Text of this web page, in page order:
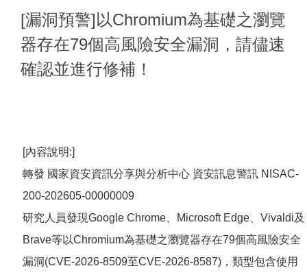
[漏洞預警]以Chromium為基礎之瀏覽
器存在79個高風險安全漏洞，請儘速
確認並進行修補！
[內容說明:]
轉發 國家資安資訊分享與分析中心 資安訊息警訊 NISAC-
200-202605-00000009
研究人員發現Google Chrome、Microsoft Edge、Vivaldi及
Brave等以Chromium為基礎之瀏覽器存在79個高風險安全
漏洞(CVE-2026-8509至CVE-2026-8587)，類型包含使用